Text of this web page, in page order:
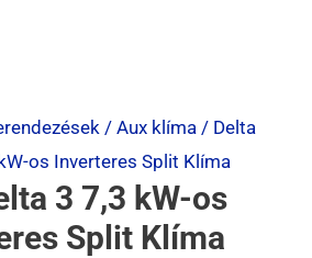
/ Aux klíma / Delta
os Inverteres Split Klíma
3 7,3 kW-os
Split Klíma